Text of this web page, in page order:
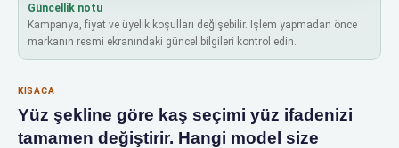
Güncellik notu
Kampanya, fiyat ve üyelik koşulları değişebilir. İşlem yapmadan önce
markanın resmi ekranındaki güncel bilgileri kontrol edin.
KISACA
Yüz şekline göre kaş seçimi yüz ifadenizi
tamamen değiştirir. Hangi model size